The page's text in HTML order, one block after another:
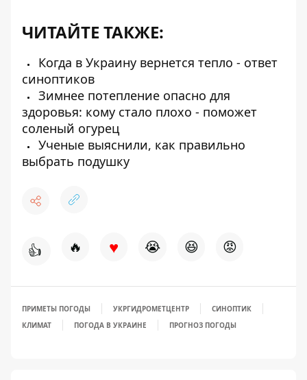
ЧИТАЙТЕ ТАКЖЕ:
Когда в Украину вернется тепло - ответ
синоптиков
Зимнее потепление опасно для
здоровья: кому стало плохо - поможет
соленый огурец
Ученые выяснили, как правильно
выбрать подушку
👍 🔥 ♥ 😭 😆 😡
ПРИМЕТЫ ПОГОДЫ УКРГИДРОМЕТЦЕНТР
СИНОПТИК
КЛИМАТ
ПОГОДА В УКРАИНЕ ПРОГНОЗ ПОГОДЫ